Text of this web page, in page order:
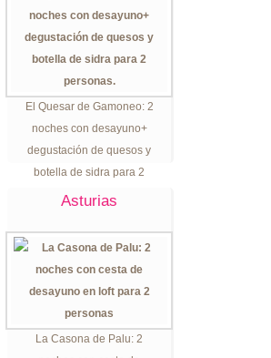
El Quesar de Gamoneo: 2
noches con desayuno+
degustación de quesos y
botella de sidra para 2
personas.
Asturias
La Casona de Palu: 2